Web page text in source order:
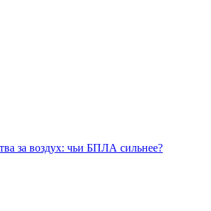
за воздух: чьи БПЛА сильнее?